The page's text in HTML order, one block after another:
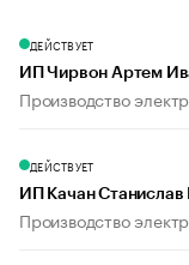
ДЕЙСТВУЕТ
ИП Чирвон Артем
Производство
ДЕЙСТВУЕТ
ИП Качан Станислав
Производство